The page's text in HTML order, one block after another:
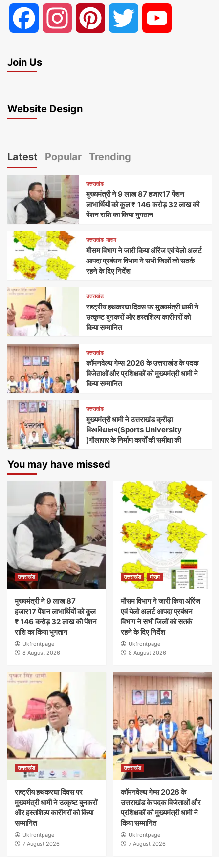
Facebook Instagram Pinterest Twitter
Join Us
Website Design
Latest Popular Trending
उत्तराखंड
मुख्यमंत्री ने 9 लाख 87 हजार17 पेंशन
लाभार्थियों को कुल ₹ 146 करोड़ 32 लाख की
पेंशन राशि का किया भुगतान
उत्तराखंड मौसम
मौसम विभाग ने जारी किया ऑरेंज एवं येलो अलर्ट
आपदा प्रबंधन विभाग ने सभी जिलों को सतर्क
रहने के दिए निर्देश
उत्तराखंड
राष्ट्रीय हथकरघा दिवस पर मुख्यमंत्री धामी ने
उत्कृष्ट बुनकरों और हस्तशिल्प कारीगरों को
किया सम्मानित
उत्तराखंड
कॉमनवेल्थ गेम्स 2026 के उत्तराखंड के पदक
विजेताओं और प्रशिक्षकों को मुख्यमंत्री धामी ने
किया सम्मानित
उत्तराखंड
मुख्यमंत्री धामी ने उत्तराखंड क्रीड़ा
विश्वविद्यालय(Sports University
)गौलापार के निर्माण कार्यों की समीक्षा की
You may have missed
उत्तराखंड
मुख्यमंत्री ने 9 लाख 87
हजार17 पेंशन लाभार्थियों को कुल
₹ 146 करोड़ 32 लाख की पेंशन
राशि का किया भुगतान
Ukfrontpage
8 August 2026
उत्तराखंड मौसम
मौसम विभाग ने जारी किया ऑरेंज
एवं येलो अलर्ट आपदा प्रबंधन
विभाग ने सभी जिलों को सतर्क
रहने के दिए निर्देश
Ukfrontpage
8 August 2026
उत्तराखंड
राष्ट्रीय हथकरघा दिवस पर
मुख्यमंत्री धामी ने उत्कृष्ट बुनकरों
और हस्तशिल्प कारीगरों को किया
सम्मानित
Ukfrontpage
7 August 2026
उत्तराखंड
कॉमनवेल्थ गेम्स 2026 के
उत्तराखंड के पदक विजेताओं और
प्रशिक्षकों को मुख्यमंत्री धामी ने
किया सम्मानित
Ukfrontpage
7 August 2026